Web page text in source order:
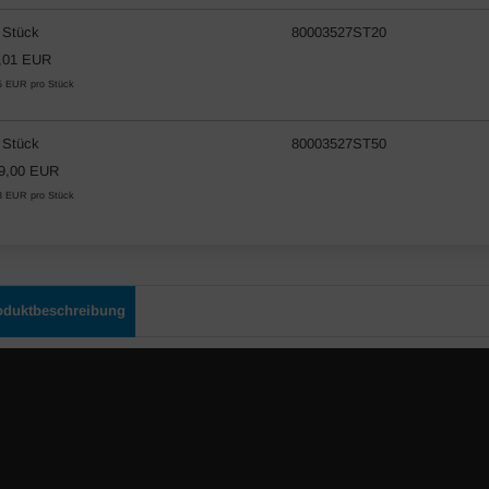
80003527ST20
EUR
EUR pro Stück
80003527ST50
EUR
EUR pro Stück